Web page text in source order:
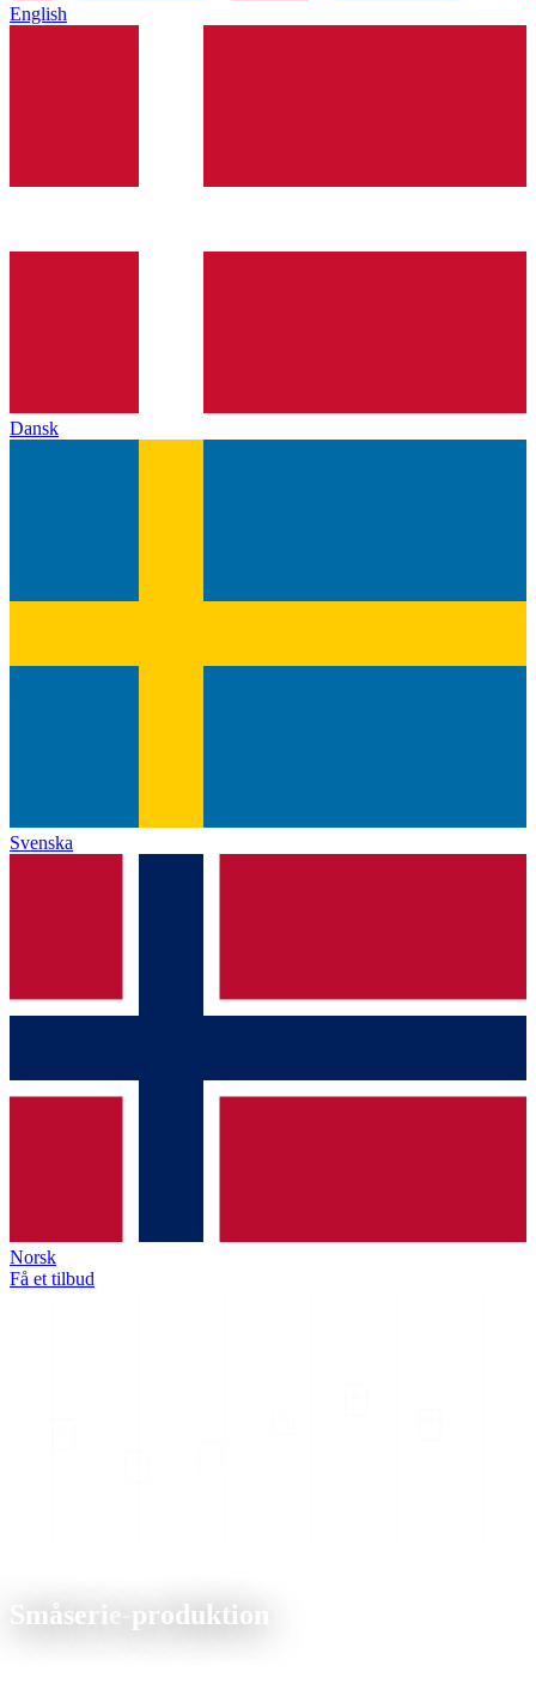
English
Dansk
Svenska
Norsk
Få et tilbud
Småserie- produktion